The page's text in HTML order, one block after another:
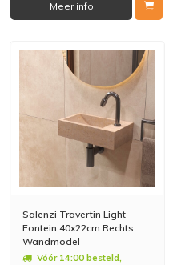
Meer info
Salenzi Travertin Light
Fontein 40x22cm Rechts
Wandmodel
Vóór 14:00 besteld,